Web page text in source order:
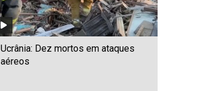
Ucrânia: Dez mortos em ataques
aéreos